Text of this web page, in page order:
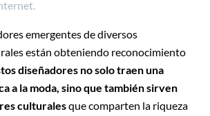
emergentes de diversos
están obteniendo reconocimiento
diseñadores no solo traen una
a la moda, sino que también sirven
culturalesque comparten la riqueza